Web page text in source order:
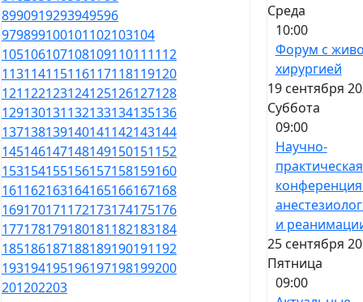
8990919293949596
979899100101102103104
105106107108109110111112
113114115116117118119120
121122123124125126127128
129130131132133134135136
137138139140141142143144
145146147148149150151152
153154155156157158159160
161162163164165166167168
169170171172173174175176
177178179180181182183184
185186187188189190191192
193194195196197198199200
201202203
Среда
10:00
Форум с
хирургией
19 сентября
Суббота
09:00
Научно-
практическая
и
25 сентября
Пятница
09:00